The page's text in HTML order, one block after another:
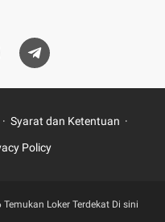
Syarat dan Ketentuan
Policy
Loker Terdekat Di sini